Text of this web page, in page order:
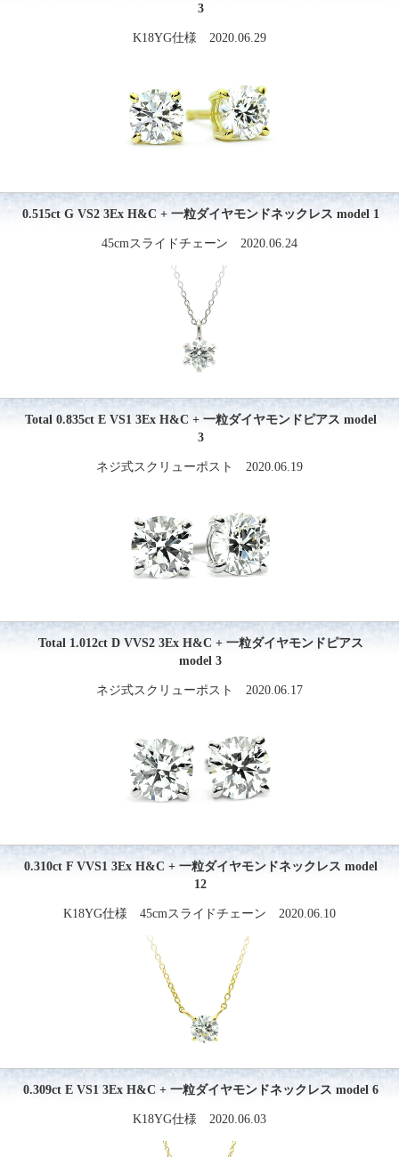
3
K18YG仕様 2020.06.29
0.515ct G VS2 3Ex H&C + 一粒ダイヤモンドネックレス model 1
45cmスライドチェーン 2020.06.24
Total 0.835ct E VS1 3Ex H&C + 一粒ダイヤモンドピアス model
3
ネジ式スクリューポスト 2020.06.19
Total 1.012ct D VVS2 3Ex H&C + 一粒ダイヤモンドピアス
model 3
ネジ式スクリューポスト 2020.06.17
0.310ct F VVS1 3Ex H&C + 一粒ダイヤモンドネックレス model
12
K18YG仕様 45cmスライドチェーン 2020.06.10
0.309ct E VS1 3Ex H&C + 一粒ダイヤモンドネックレス model 6
K18YG仕様 2020.06.03